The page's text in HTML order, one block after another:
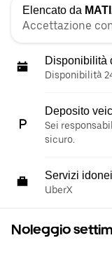
Elencato da
Accettazione
Disponibilità
Disponibilità
Deposito
Sei
sicuro.
Servizi idonei
UberX
Noleggio